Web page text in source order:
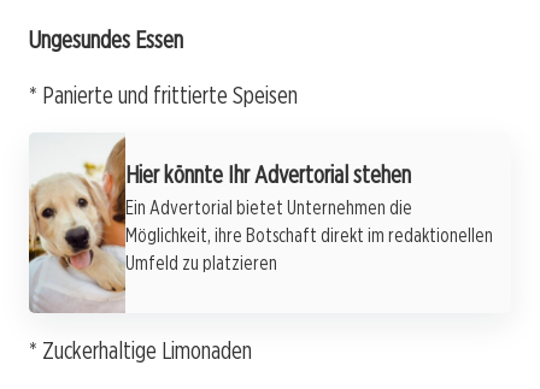
Ungesundes Essen
* Panierte und frittierte Speisen
Hier könnte Ihr Advertorial stehen
Ein Advertorial bietet Unternehmen die
Möglichkeit, ihre Botschaft direkt im redaktionellen
Umfeld zu platzieren
* Zuckerhaltige Limonaden